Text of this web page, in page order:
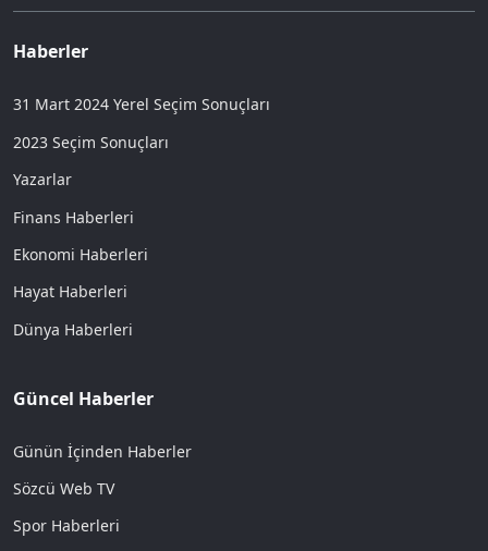
Haberler
31 Mart 2024 Yerel Seçim Sonuçları
2023 Seçim Sonuçları
Yazarlar
Finans Haberleri
Ekonomi Haberleri
Hayat Haberleri
Dünya Haberleri
Güncel Haberler
Günün İçinden Haberler
Sözcü Web TV
Spor Haberleri